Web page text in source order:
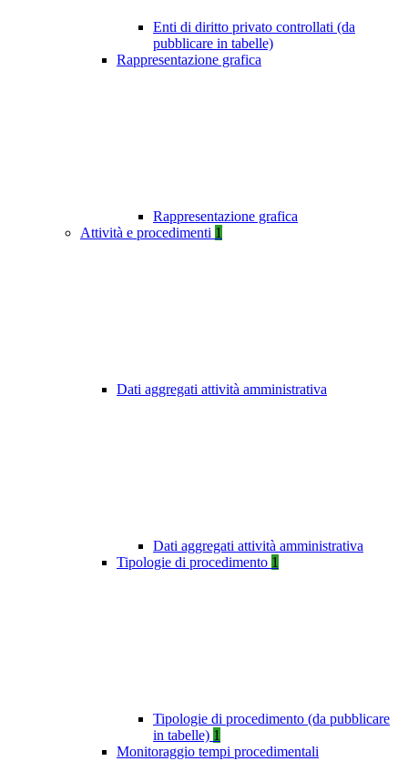
Enti di diritto privato controllati (da
pubblicare in tabelle)
Rappresentazione grafica
Rappresentazione grafica
Attività e procedimenti 1
Dati aggregati attività amministrativa
Dati aggregati attività amministrativa
Tipologie di procedimento 1
Tipologie di procedimento (da pubblicare
in tabelle) 1
Monitoraggio tempi procedimentali